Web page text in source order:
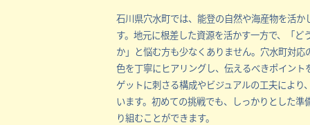
石川県穴水町では、能登の自然や海産物を活
す。地元に根差した資源を活かす一方で、「
か」と悩む方も少なくありません。穴水町対
色を丁寧にヒアリングし、伝えるべきポイン
ゲットに刺さる構成やビジュアルの工夫によ
います。初めての挑戦でも、しっかりとした
り組むことができます。